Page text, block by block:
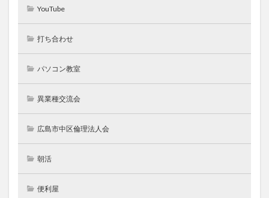
YouTube
打ち合わせ
パソコン教室
異業種交流会
広島市中区倫理法人会
朝活
便利屋